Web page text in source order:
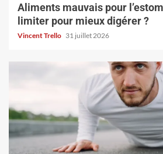
Aliments mauvais pour
limiter pour mieux digérer ?
Vincent Trello 31 juillet 2026